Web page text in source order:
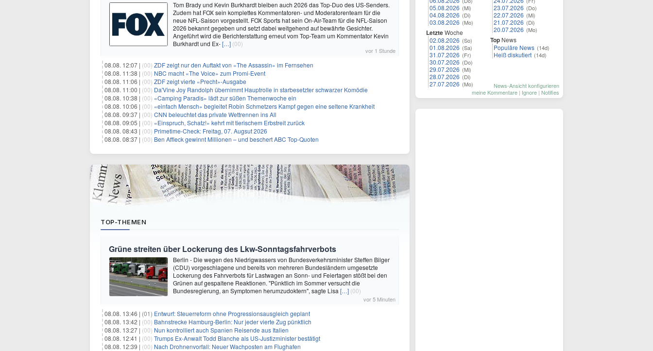
Tom Brady und Kevin Burkhardt bleiben auch 2026 das Top-Duo des US-Senders.
Zudem hat FOX sein komplettes Kommentatoren- und Moderatorenteam für die
neue NFL-Saison vorgestellt. FOX Sports hat sein On-Air-Team für die NFL-Saison
2026 bekannt gegeben und setzt dabei weitgehend auf bewährte Gesichter.
Angeführt wird die Berichterstattung erneut vom Top-Team um Kommentator Kevin
Burkhardt und Ex-[…] (00)
vor 1 Stunde
08.08. 12:07 | (00) ZDF zeigt nur den Auftakt von «The Assassin» im Fernsehen
08.08. 11:38 | (00) NBC macht «The Voice» zum Promi-Event
08.08. 11:06 | (00) ZDF zeigt vierte «Precht»-Ausgabe
08.08. 11:00 | (00) Da'Vine Joy Randolph übernimmt Hauptrolle in starbesetzter schwarzer Komödie
08.08. 10:38 | (00) «Camping Paradis» lädt zur süßen Themenwoche ein
08.08. 10:06 | (00) «einfach Mensch» begleitet Robin Schmetzers Kampf gegen eine seltene Krankheit
08.08. 09:37 | (00) CNN beleuchtet das private Wettrennen ins All
08.08. 09:05 | (00) «Einspruch, Schatz!» kehrt mit tierischem Erbstreit zurück
08.08. 08:43 | (00) Primetime-Check: Freitag, 07. Augsut 2026
08.08. 08:37 | (00) Ben Affleck gewinnt Millionen – und beschert ABC Top-Quoten
TOP-THEMEN
Grüne streiten über Lockerung des Lkw-Sonntagsfahrverbots
Berlin - Die wegen des Niedrigwassers von Bundesverkehrsminister Steffen Bilger
(CDU) vorgeschlagene und bereits von mehreren Bundesländern umgesetzte
Lockerung des Fahrverbots für Lastwagen an Sonn- und Feiertagen stößt bei den
Grünen auf gespaltene Reaktionen. "Pünktlich im Sommer versucht die
Bundesregierung, an Symptomen herumzudoktern", sagte Lisa […] (00)
vor 5 Minuten
08.08. 13:46 | (01) Entwurf: Steuerreform ohne Progressionsausgleich geplant
08.08. 13:42 | (00) Bahnstrecke Hamburg-Berlin: Nur jeder vierte Zug pünktlich
08.08. 13:27 | (00) Nun kontrolliert auch Spanien Reisende aus Italien
08.08. 12:41 | (00) Trumps Ex-Anwalt Todd Blanche als US-Justizminister bestätigt
08.08. 12:39 | (00) Nach Drohnenvorfall: Neuer Wachposten am Flughafen
05.08.2026 (Mi)
04.08.2026 (Di)
03.08.2026 (Mo)
LetzteWoche
02.08.2026 (So)
01.08.2026 (Sa)
31.07.2026 (Fr)
30.07.2026 (Do)
29.07.2026 (Mi)
28.07.2026 (Di)
27.07.2026 (Mo)
23.07.2026 (Do)
22.07.2026 (Mi)
21.07.2026 (Di)
20.07.2026 (Mo)
Top News
Populäre News (14d)
Heiß diskutiert (14d)
News-Ansicht konfigurieren
meine Kommentare | Ignore | Notifies